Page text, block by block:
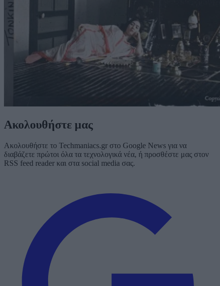
Ακολουθήστε μας
Ακολουθήστε το Techmaniacs.gr στο Google News για να
διαβάζετε πρώτοι όλα τα τεχνολογικά νέα, ή προσθέστε μας στον
RSS feed reader και στα social media σας.